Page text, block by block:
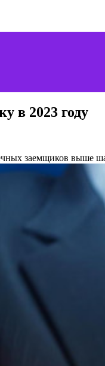
в 2023 году
заемщиков выше